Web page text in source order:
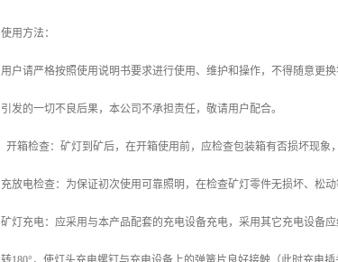
使用方法：
用户请严格按照使用说明书要求进行使用、维护和操作，不得随意更
引发的一切不良后果，本公司不承担责任，敬请用户配合。
开箱检查：矿灯到矿后，在开箱使用前，应检查包装箱有否损坏现象
充放电检查：为保证初次使用可靠照明，在检查矿灯零件无损坏、松
矿灯充电：应采用与本产品配套的充电设备充电，采用其它充电设备